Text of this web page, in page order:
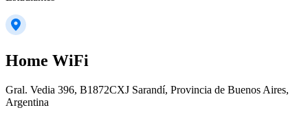
Home WiFi
Gral. Vedia 396, B1872CXJ Sarandí, Provincia de Buenos Aires,
Argentina